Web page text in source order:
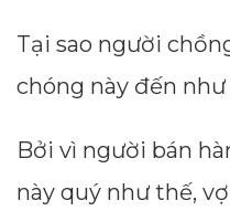
Tại sao người
chóng này đến như
Bởi vì người bán
này quý như thế,